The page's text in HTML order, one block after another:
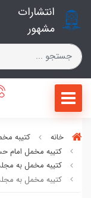
انتشارات
مشهور
خانه کتیبه
کتیبه مخمل امام
کتیبه مخمل به
کتیبه مخمل به